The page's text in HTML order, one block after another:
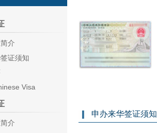
介
证须知
Visa
介
申办来华签证须知